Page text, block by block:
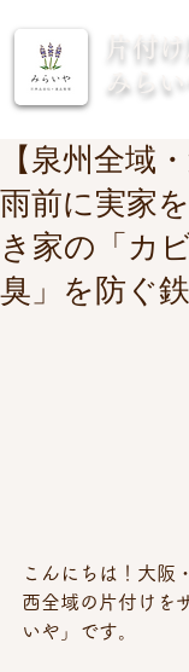
片付
みら
【泉州全域
雨前に実家
き家の「カ
臭」を防ぐ
こんにちは！大阪
西全域の片付けを
いや」です。